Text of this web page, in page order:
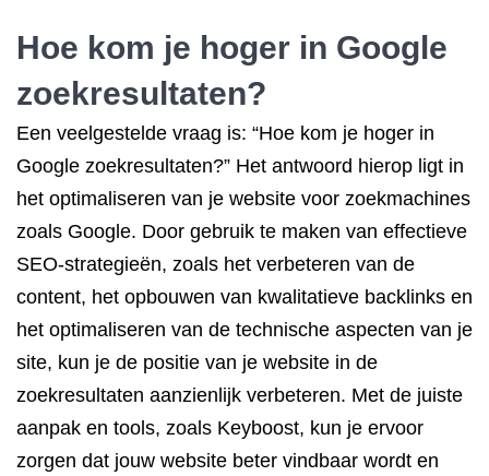
Hoe kom je hoger in Google
zoekresultaten?
Een veelgestelde vraag is: “Hoe kom je hoger in
Google zoekresultaten?” Het antwoord hierop ligt in
het optimaliseren van je website voor zoekmachines
zoals Google. Door gebruik te maken van effectieve
SEO-strategieën, zoals het verbeteren van de
content, het opbouwen van kwalitatieve backlinks en
het optimaliseren van de technische aspecten van je
site, kun je de positie van je website in de
zoekresultaten aanzienlijk verbeteren. Met de juiste
aanpak en tools, zoals Keyboost, kun je ervoor
zorgen dat jouw website beter vindbaar wordt en